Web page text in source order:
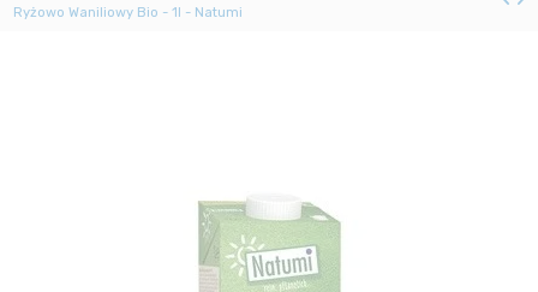
Ryżowo Waniliowy Bio - 1l - Natumi